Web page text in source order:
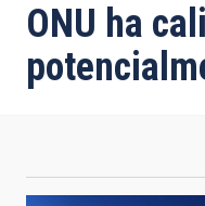
a
la
ONU ha